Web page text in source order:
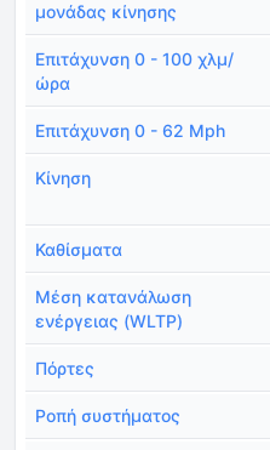
μονάδας κίνησης
Επιτάχυνση 0 - 100 χλμ/
ώρα
Επιτάχυνση 0 - 62 Mph
Κίνηση
Καθίσματα
Μέση κατανάλωση
ενέργειας (WLTP)
Πόρτες
Ροπή συστήματος